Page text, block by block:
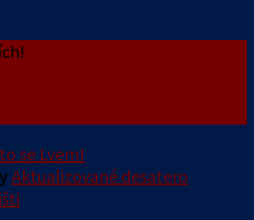
se Lvem!
Aktualizované desatero